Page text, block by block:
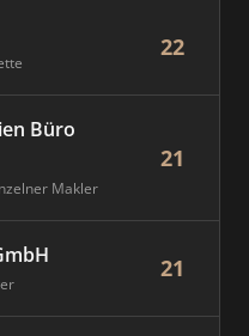
22
Büro
Makler
21
21